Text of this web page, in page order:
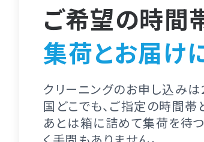
ご希望の時間
集荷とお届け
クリーニングのお申し込みは
国どこでも、ご指定の時間
あとは箱に詰めて集荷を待